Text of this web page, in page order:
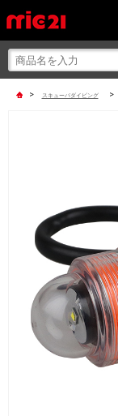
> スキューバダイビング >